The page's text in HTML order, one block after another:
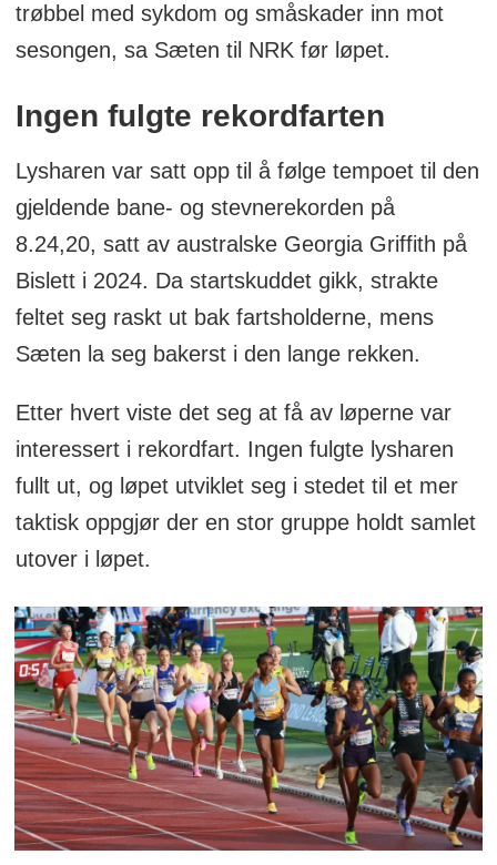
trøbbel med sykdom og småskader inn mot
sesongen, sa Sæten til NRK før løpet.
Ingen fulgte rekordfarten
Lysharen var satt opp til å følge tempoet til den
gjeldende bane- og stevnerekorden på
8.24,20, satt av australske Georgia Griffith på
Bislett i 2024. Da startskuddet gikk, strakte
feltet seg raskt ut bak fartsholderne, mens
Sæten la seg bakerst i den lange rekken.
Etter hvert viste det seg at få av løperne var
interessert i rekordfart. Ingen fulgte lysharen
fullt ut, og løpet utviklet seg i stedet til et mer
taktisk oppgjør der en stor gruppe holdt samlet
utover i løpet.